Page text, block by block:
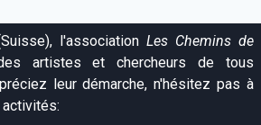
l'association Les Chemins de
artistes et chercheurs de tous
leur démarche, n'hésitez pas à